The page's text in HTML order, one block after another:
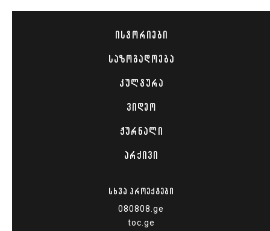
ᲘᲡᲢᲝᲠᲘᲔᲑᲘ
ᲡᲐᲖᲝᲒᲐᲓᲝᲔᲑᲐ
ᲙᲣᲚᲢᲣᲠᲐ
ᲕᲘᲓᲔᲝ
ᲟᲣᲠᲜᲐᲚᲘ
ᲐᲠᲥᲘᲕᲘ
ᲡᲮᲕᲐ ᲞᲠᲝᲔᲥᲢᲔᲑᲘ
080808.ge
toc.ge